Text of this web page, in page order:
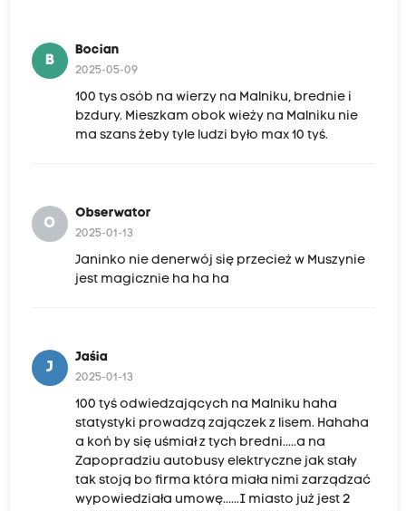
B
Bocian
2025-05-09
100 tys osób na wierzy na Malniku, brednie i
bzdury. Mieszkam obok wieży na Malniku nie
ma szans żeby tyle ludzi było max 10 tyś.
O
Obserwator
2025-01-13
Janinko nie denerwój się przecież w Muszynie
jest magicznie ha ha ha
J
Jaśia
2025-01-13
100 tyś odwiedzających na Malniku haha
statystyki prowadzą zajączek z lisem. Hahaha
a koń by się uśmiał z tych bredni.....a na
Zapopradziu autobusy elektryczne jak stały
tak stoją bo firma która miała nimi zarządzać
wypowiedziała umowę......I miasto już jest 2